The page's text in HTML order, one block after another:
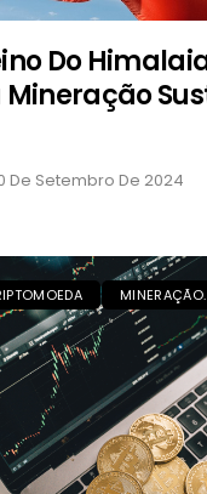
Do
Mineração
De Setembro De 2024
MINERAÇÃO.